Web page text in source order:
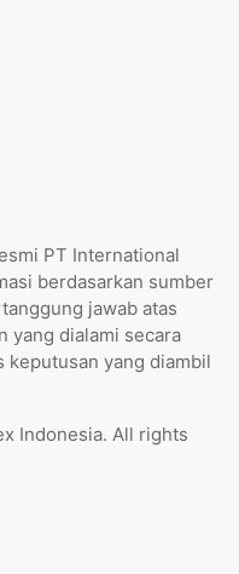
PT International
berdasarkan sumber
jawab atas
yang dialami secara
keputusan yang diambil
Indonesia. All rights